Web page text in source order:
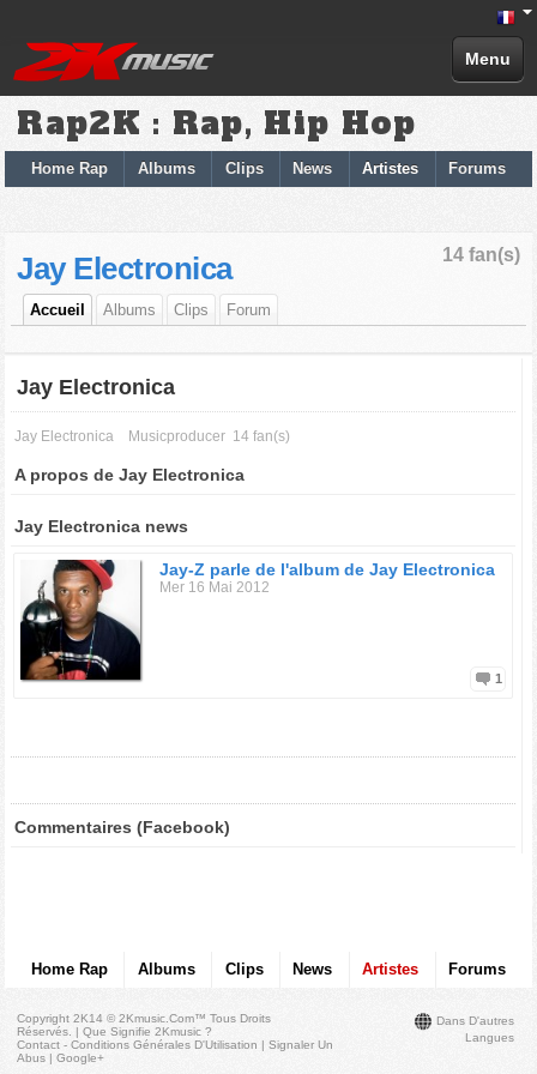
Menu
Rap2K : Rap, Hip Hop
Home Rap Albums Clips News Artistes Forums
14 fan(s)
Jay Electronica
Accueil Albums Clips Forum
Jay Electronica
Jay Electronica Musicproducer 14 fan(s)
A propos de Jay Electronica
Jay Electronica news
Jay-Z parle de l'album de Jay Electronica
Mer 16 Mai 2012
1
Commentaires (Facebook)
Home Rap Albums Clips News Artistes Forums
Dans D'autres
Langues
Copyright 2K14 © 2Kmusic.com™Tous Droits
Réservés . |Que Signifie 2Kmusic ?
Contact - Conditions Générales D'Utilisation |Signaler Un
Abus |Google+